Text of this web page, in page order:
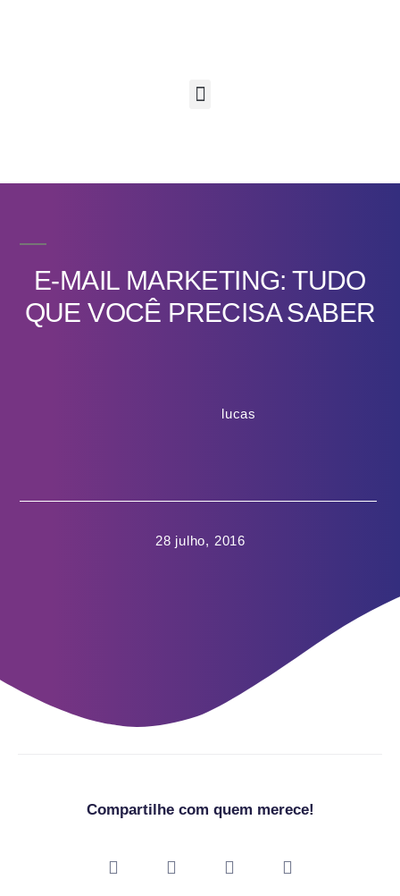
E-MAIL MARKETING: TUDO
QUE VOCÊ PRECISA SABER
lucas
28 julho, 2016
Compartilhe com quem merece!